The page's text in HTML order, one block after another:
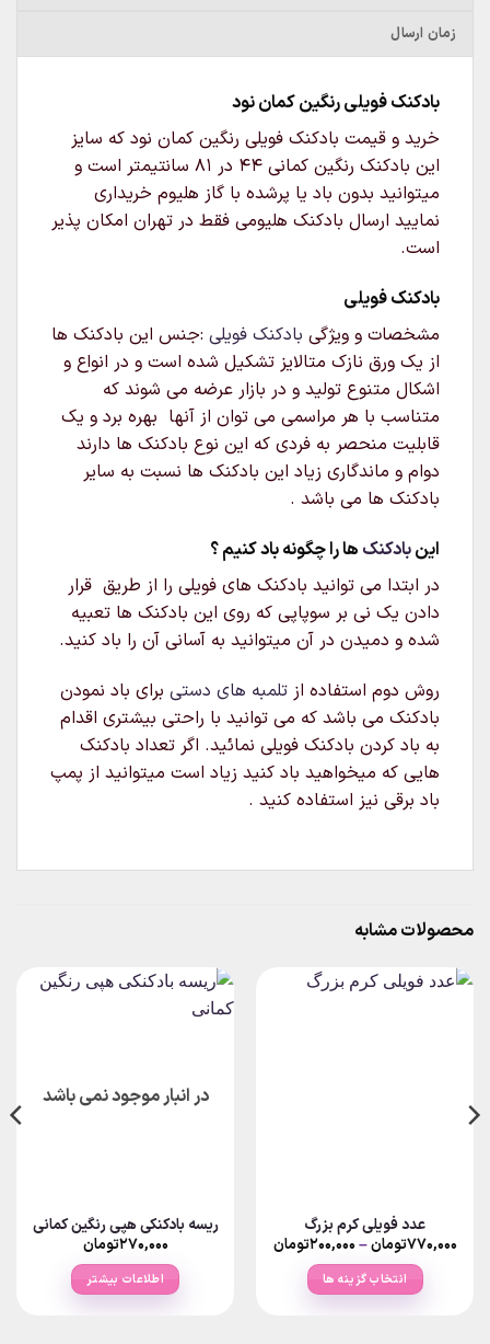
زمان ارسال
بادکنک فویلی رنگین کمان نود
خرید و قیمت بادکنک فویلی رنگین کمان نود که سایز
این بادکنک رنگین کمانی 44 در 81 سانتیمتر است و
میتوانید بدون باد یا پرشده با گاز هلیوم خریداری
نمایید ارسال بادکنک هلیومی فقط در تهران امکان پذیر
است.
بادکنک فویلی
مشخصات و ویژگی بادکنک فویلی :جنس این بادکنک ها
از یک ورق نازک متالایز تشکیل شده است و در انواع و
اشکال متنوع تولید و در بازار عرضه می شوند که
متناسب با هر مراسمی می توان از آنها بهره برد و یک
قابلیت منحصر به فردی که این نوع بادکنک ها دارند
دوام و ماندگاری زیاد این بادکنک ها نسبت به سایر
بادکنک ها می باشد .
اینبادکنک ها را چگونه باد کنیم ؟
در ابتدا می توانید بادکنک های فویلی را از طریق قرار
دادن یک نی بر سوپاپی که روی این بادکنک ها تعبیه
شده و دمیدن در آن میتوانید به آسانی آن را باد کنید.
روش دوم استفاده از تلمبه های دستی برای باد نمودن
بادکنک می باشد که می توانید با راحتی بیشتری اقدام
به باد کردن بادکنک فویلی نمائید. اگر تعداد بادکنک
هایی که میخواهید باد کنید زیاد است میتوانید از پمپ
باد برقی نیز استفاده کنید .
محصولات مشابه
عدد فویلی کرم بزرگ
۷۷۰,۰۰۰تومان–۲۰۰,۰۰۰تومانPrice
انتخاب گزینه ها
در انبار موجود نمی باشد
ریسه بادکنکی هپی رنگین کمانی
۲۷۰,۰۰۰تومان
اطلاعات بیشتر